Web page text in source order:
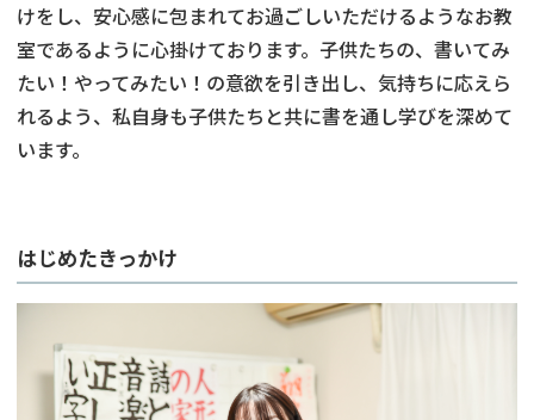
けをし、安心感に包まれてお過ごしいただけるようなお教
室であるように心掛けております。子供たちの、書いてみ
たい！やってみたい！の意欲を引き出し、気持ちに応えら
れるよう、私自身も子供たちと共に書を通し学びを深めて
います。
はじめたきっかけ